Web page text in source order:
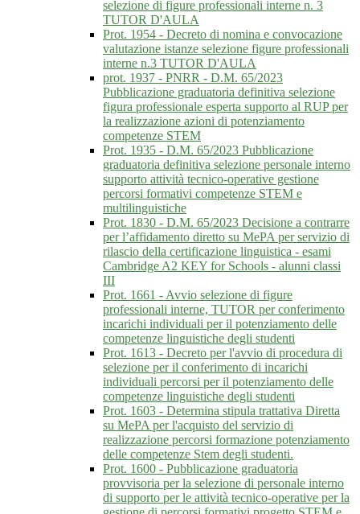
selezione di figure professionali interne n. 3
TUTOR D'AULA
Prot. 1954 - Decreto di nomina e convocazione
valutazione istanze selezione figure professionali
interne n.3 TUTOR D'AULA
prot. 1937 - PNRR - D.M. 65/2023
Pubblicazione graduatoria definitiva selezione
figura professionale esperta supporto al RUP per
la realizzazione azioni di potenziamento
competenze STEM
Prot. 1935 - D.M. 65/2023 Pubblicazione
graduatoria definitiva selezione personale interno
supporto attività tecnico-operative gestione
percorsi formativi competenze STEM e
multilinguistiche
Prot. 1830 - D.M. 65/2023 Decisione a contrarre
per l’affidamento diretto su MePA per servizio di
rilascio della certificazione linguistica - esami
Cambridge A2 KEY for Schools - alunni classi
III
Prot. 1661 - Avvio selezione di figure
professionali interne, TUTOR per conferimento
incarichi individuali per il potenziamento delle
competenze linguistiche degli studenti
Prot. 1613 - Decreto per l'avvio di procedura di
selezione per il conferimento di incarichi
individuali percorsi per il potenziamento delle
competenze linguistiche degli studenti
Prot. 1603 - Determina stipula trattativa Diretta
su MePA per l'acquisto del servizio di
realizzazione percorsi formazione potenziamento
delle competenze Stem degli studenti.
Prot. 1600 - Pubblicazione graduatoria
provvisoria per la selezione di personale interno
di supporto per le attività tecnico-operative per la